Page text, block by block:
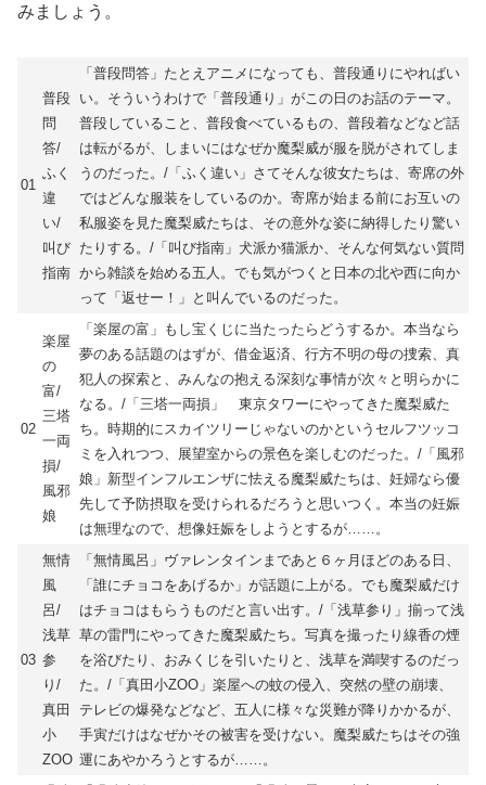
みましょう。
01
普段
問
答/
ふく
違
い/
叫び
指南
「普段問答」たとえアニメになっても、普段通りにやればい
い。そういうわけで「普段通り」がこの日のお話のテーマ。
普段していること、普段食べているもの、普段着などなど話
は転がるが、しまいにはなぜか魔梨威が服を脱がされてしま
うのだった。/「ふく違い」さてそんな彼女たちは、寄席の外
ではどんな服装をしているのか。寄席が始まる前にお互いの
私服姿を見た魔梨威たちは、その意外な姿に納得したり驚い
たりする。/「叫び指南」犬派か猫派か、そんな何気ない質問
から雑談を始める五人。でも気がつくと日本の北や西に向か
って「返せー！」と叫んでいるのだった。
02
楽屋
の
富/
三塔
一両
損/
風邪
娘
「楽屋の富」もし宝くじに当たったらどうするか。本当なら
夢のある話題のはずが、借金返済、行方不明の母の捜索、真
犯人の探索と、みんなの抱える深刻な事情が次々と明らかに
なる。/「三塔一両損」 東京タワーにやってきた魔梨威た
ち。時期的にスカイツリーじゃないのかというセルフツッコ
ミを入れつつ、展望室からの景色を楽しむのだった。/「風邪
娘」新型インフルエンザに怯える魔梨威たちは、妊婦なら優
先して予防摂取を受けられるだろうと思いつく。本当の妊娠
は無理なので、想像妊娠をしようとするが……。
03
無情
風
呂/
浅草
参
り/
真田
小
ZOO
「無情風呂」ヴァレンタインまであと６ヶ月ほどのある日、
「誰にチョコをあげるか」が話題に上がる。でも魔梨威だけ
はチョコはもらうものだと言い出す。/「浅草参り」揃って浅
草の雷門にやってきた魔梨威たち。写真を撮ったり線香の煙
を浴びたり、おみくじを引いたりと、浅草を満喫するのだっ
た。/「真田小ZOO」楽屋への蚊の侵入、突然の壁の崩壊、
テレビの爆発などなど、五人に様々な災難が降りかかるが、
手寅だけはなぜかその被害を受けない。魔梨威たちはその強
運にあやかろうとするが……。